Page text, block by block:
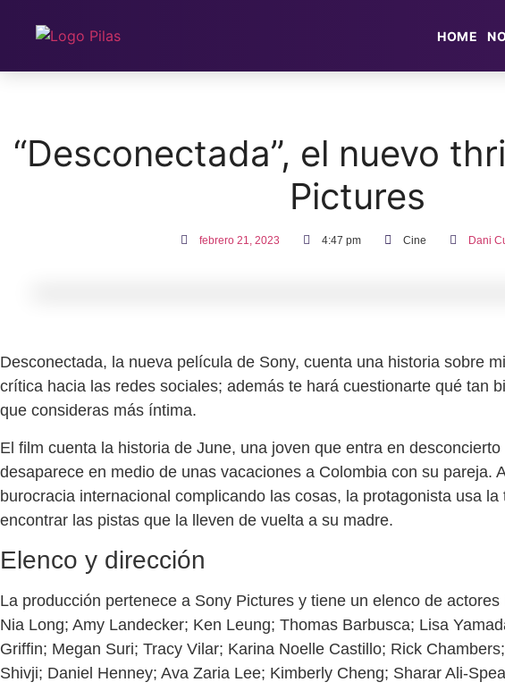
HOME
“Desconectada”, el nuevo
Pictures
febrero 21, 2023 4:47 pm Cine Dani
Desconectada, la nueva película de Sony, cuenta una historia sobre
crítica hacia las redes sociales; además te hará cuestionarte qué tan
que consideras más íntima.
El film cuenta la historia de June, una joven que entra en
desaparece en medio de unas vacaciones a Colombia con su pareja.
burocracia internacional complicando las cosas, la protagonista usa
encontrar las pistas que la lleven de vuelta a su madre.
Elenco y dirección
La producción pertenece a Sony Pictures y tiene un elenco de
Nia Long; Amy Landecker; Ken Leung; Thomas Barbusca; Lisa
Griffin; Megan Suri; Tracy Vilar; Karina Noelle Castillo; Rick
Shivji; Daniel Henney; Ava Zaria Lee; Kimberly Cheng; Sharar Ali-